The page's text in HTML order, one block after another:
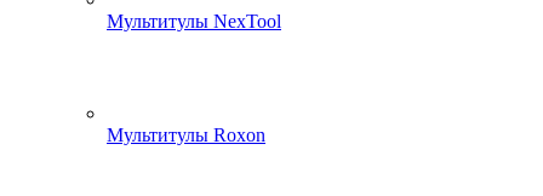
Мультитулы NexTool
Мультитулы Roxon